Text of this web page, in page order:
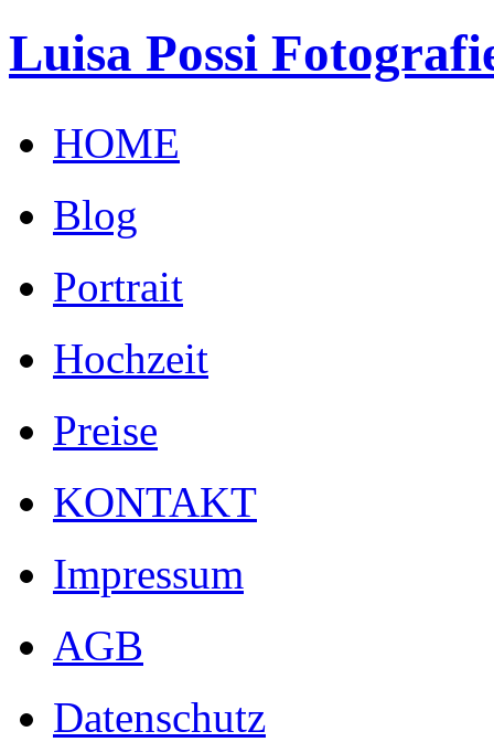
Luisa Possi
HOME
Blog
Portrait
Hochzeit
Preise
KONTAKT
Impressum
AGB
Datenschutz